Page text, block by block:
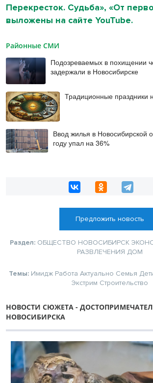
Перекресток. Судьба», «От
выложены на сайте YouTube.
Районные СМИ
Подозреваемых в похищении
задержали в Новосибирске
Традиционные праздники
Ввод жилья в Новосибирской
году упал на 36%
Предложить новость
Раздел: ОБЩЕСТВО НОВОСИБИРСК
РАЗВЛЕЧЕНИЯ ДОМ
Темы: Имидж Работа Актуально Семья
Экстрим Строительство
НОВОСТИ СЮЖЕТА -
НОВОСИБИРСКА